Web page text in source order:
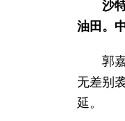
沙
油田。
郭
无差别
延。